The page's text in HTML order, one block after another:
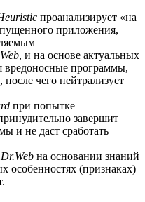
проанализирует «на
приложения,
, и на основе актуальных
вредоносные программы,
чего нейтрализует
при попытке
завершит
и не даст сработать
на основании знаний
особенностях (признаках)